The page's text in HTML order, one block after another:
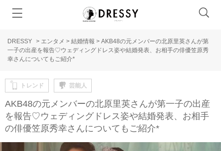
DRESSY > エンタメ > 結婚情報 > AKB48の元メンバーの北原里英さんが第
一子の出産を報告♡ウェディングドレス姿や結婚発表、お相手の俳優笠原秀
幸さんについてもご紹介*
トレンド 芸能人
AKB48の元メンバーの北原里英さんが第一子の出産
を報告♡ウェディングドレス姿や結婚発表、お相手
の俳優笠原秀幸さんについてもご紹介*